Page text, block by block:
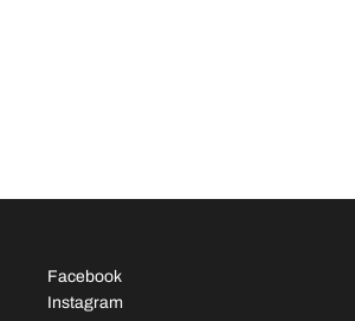
Facebook
Instagram